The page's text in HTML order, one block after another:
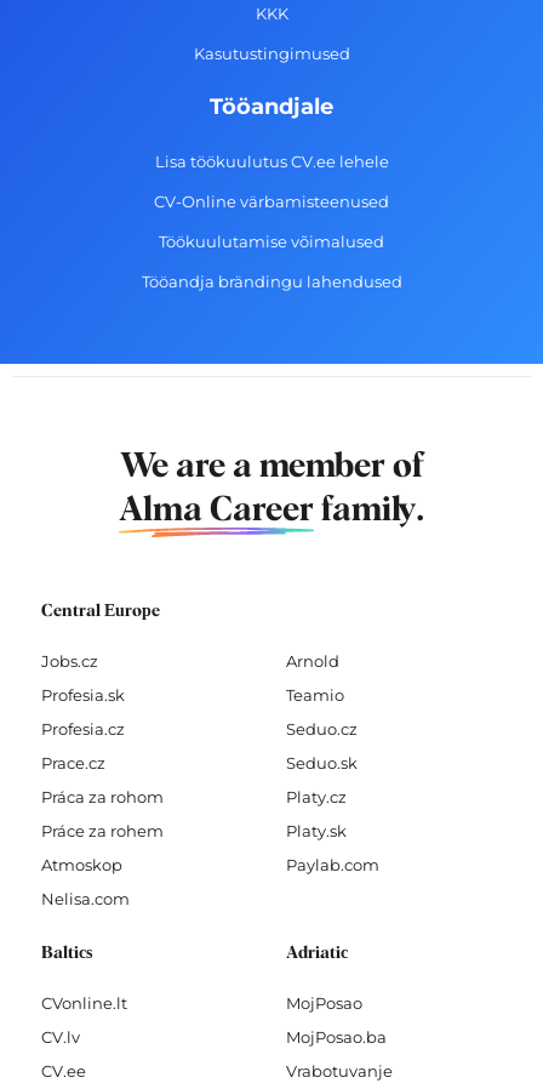
KKK
Kasutustingimused
Tööandjale
Lisa töökuulutus CV.ee lehele
CV-Online värbamisteenused
Töökuulutamise võimalused
Tööandja brändingu lahendused
We are a member of
Alma Career family.
Central Europe
Jobs.cz
Profesia.sk
Profesia.cz
Prace.cz
Práca za rohom
Práce za rohem
Atmoskop
Nelisa.com
Arnold
Teamio
Seduo.cz
Seduo.sk
Platy.cz
Platy.sk
Paylab.com
Baltics
CVonline.lt
CV.lv
CV.ee
Adriatic
MojPosao
MojPosao.ba
Vrabotuvanje